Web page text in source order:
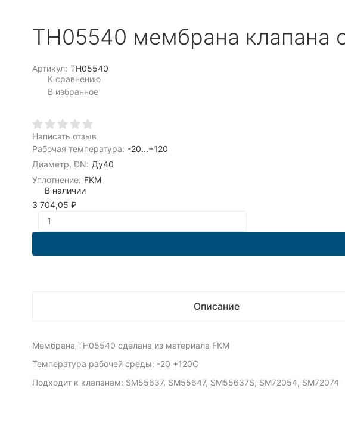
TH05540 мембрана клапана
Артикул: TH05540
К сравнению
В избранное
Написать отзыв
Рабочая температура: -20...+120
Диаметр, DN: Ду40
Уплотнение: FKM
В наличии
3 704,05 ₽
Описание
Мембрана TH05540 сделана из материала FKM
Температура рабочей среды: -20 +120С
Подходит к клапанам: SM55637, SM55647, SM55637S, SM72054, SM72074